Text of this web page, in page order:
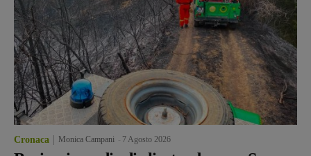
Cronaca Monica Campani 7 Agosto 2026